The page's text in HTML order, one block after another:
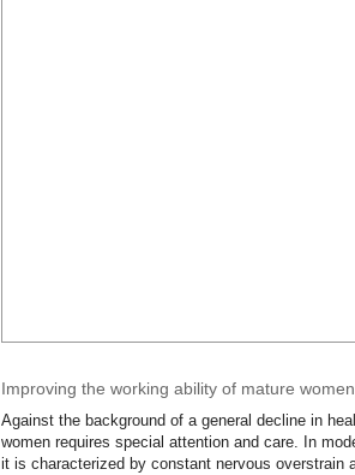
Improving the working ability of mature
Against the background of a general decline in
women requires special attention and care. In
it is characterized by constant nervous overstrain